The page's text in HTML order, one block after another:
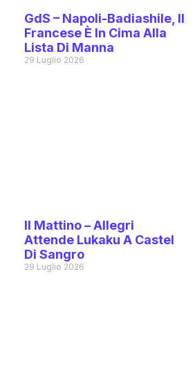
GdS – Napoli-Badiashile, Il
Francese È In Cima Alla
Lista Di Manna
29 Luglio 2026
Il Mattino – Allegri
Attende Lukaku A Castel
Di Sangro
29 Luglio 2026